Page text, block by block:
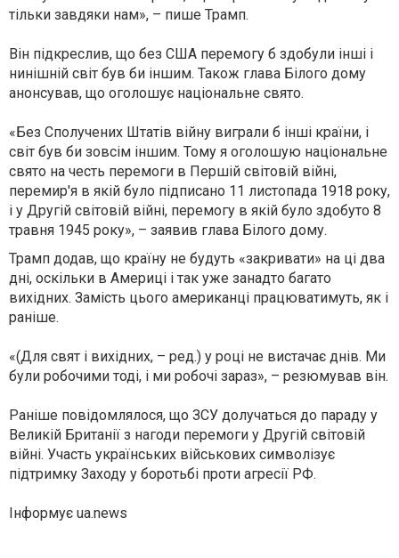
тільки завдяки нам», – пише Трамп.
Він підкреслив, що без США перемогу б здобули інші і
нинішній світ був би іншим. Також глава Білого дому
анонсував, що оголошує національне свято.
«Без Сполучених Штатів війну виграли б інші країни, і
світ був би зовсім іншим. Тому я оголошую національне
свято на честь перемоги в Першій світовій війні,
перемир'я в якій було підписано 11 листопада 1918 року,
і у Другій світовій війні, перемогу в якій було здобуто 8
травня 1945 року», – заявив глава Білого дому.
Трамп додав, що країну не будуть «закривати» на ці два
дні, оскільки в Америці і так уже занадто багато
вихідних. Замість цього американці працюватимуть, як і
раніше.
«(Для свят і вихідних, – ред.) у році не вистачає днів. Ми
були робочими тоді, і ми робочі зараз», – резюмував він.
Раніше повідомлялося, що ЗСУ долучаться до параду у
Великій Британії з нагоди перемоги у Другій світовій
війні. Участь українських військових символізує
підтримку Заходу у боротьбі проти агресії РФ.
Інформує ua.news